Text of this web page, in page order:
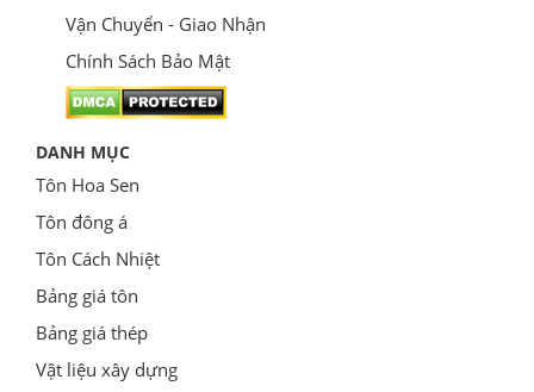
Vận Chuyển - Giao Nhận
Chính Sách Bảo Mật
DANH MỤC
Tôn Hoa Sen
Tôn đông á
Tôn Cách Nhiệt
Bảng giá tôn
Bảng giá thép
Vật liệu xây dựng